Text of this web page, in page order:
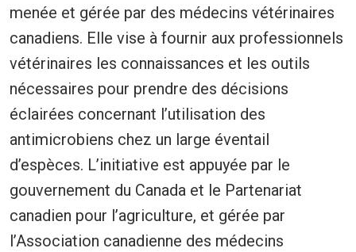
menée et gérée par des médecins vétérinaires
canadiens. Elle vise à fournir aux professionnels
vétérinaires les connaissances et les outils
nécessaires pour prendre des décisions
éclairées concernant l’utilisation des
antimicrobiens chez un large éventail
d’espèces. L’initiative est appuyée par le
gouvernement du Canada et le Partenariat
canadien pour l’agriculture, et gérée par
l’Association canadienne des médecins